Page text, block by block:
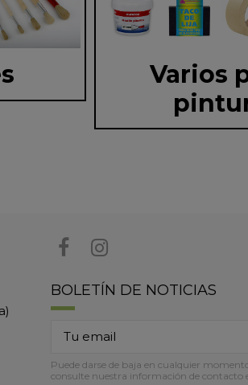
Varios
BOLETÍN DE NOTICIAS
Puede darse de baja en cualquier
consulte nuestra información de contacto